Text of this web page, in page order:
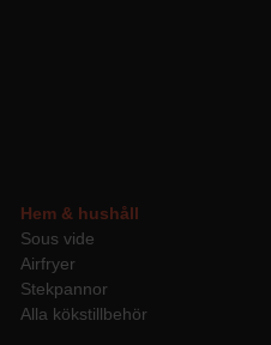
Hem & hushåll
Sous vide
Airfryer
Stekpannor
Alla kökstillbehör